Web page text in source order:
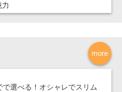
more
で選べる！オシャレでスリム